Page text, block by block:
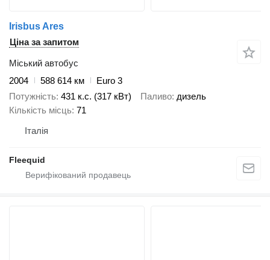
Irisbus Ares
Ціна за запитом
Міський автобус
2004
588 614 км
Euro 3
Потужність 431 к.с. (317 кВт) Паливо дизель
Кількість місць 71
Італія
Fleequid